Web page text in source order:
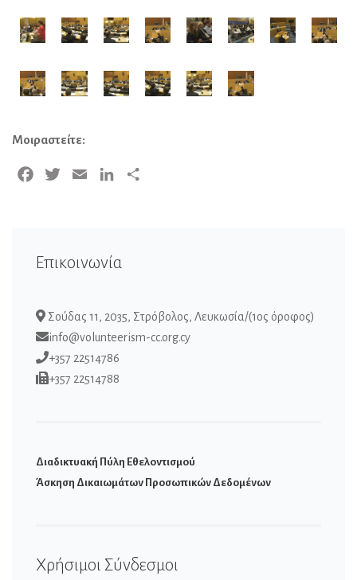
Μοιραστείτε:
Facebook
Twitter Email LinkedIn
Επικοινωνία
Σούδας 11, 2035, Στρόβολος, Λευκωσία/(1ος όροφος)
info@volunteerism-cc.org.cy
+357 22514786
+357 22514788
Διαδικτυακή Πύλη Εθελοντισμού
Άσκηση Δικαιωμάτων Προσωπικών Δεδομένων
Χρήσιμοι Σύνδεσμοι